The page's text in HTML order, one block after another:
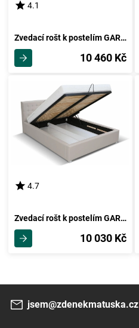
4.1
Zvedací rošt k postelím GARGE 180
10 460 Kč
4.7
Zvedací rošt k postelím GARGE 160
10 030 Kč
jsem@zdenekmatuska.cz